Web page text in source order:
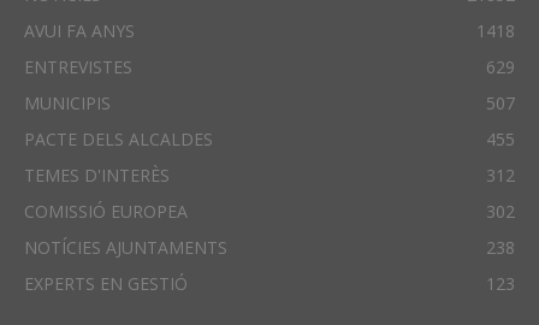
AVUI FA ANYS
1418
ENTREVISTES
629
MUNICIPIS
507
PACTE DELS ALCALDES
455
TEMES D'INTERÈS
312
COMISSIÓ EUROPEA
302
NOTÍCIES AJUNTAMENTS
238
EXPERTS EN GESTIÓ
123